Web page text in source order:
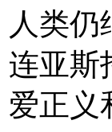
人类
连亚斯
爱正义